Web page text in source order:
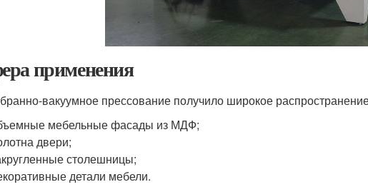
применения
вакуумное прессование получило широкое
мебельные фасады из МДФ;
двери;
столешницы;
детали мебели.